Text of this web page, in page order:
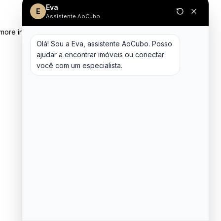
information)
E Eva
Assistente AoCubo
Olá! Sou a Eva, assistente AoCubo. Posso
ajudar a encontrar imóveis ou conectar
você com um especialista.